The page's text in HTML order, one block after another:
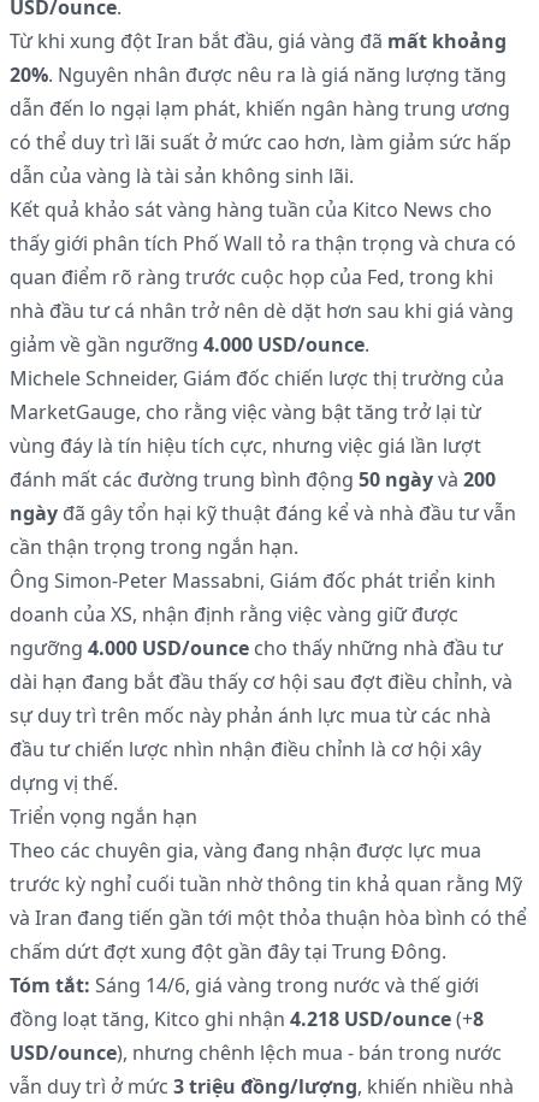
USD/ounce.
Từ khi xung đột Iran bắt đầu, giá vàng đã mất khoảng
20%. Nguyên nhân được nêu ra là giá năng lượng tăng
dẫn đến lo ngại lạm phát, khiến ngân hàng trung ương
có thể duy trì lãi suất ở mức cao hơn, làm giảm sức hấp
dẫn của vàng là tài sản không sinh lãi.
Kết quả khảo sát vàng hàng tuần của Kitco News cho
thấy giới phân tích Phố Wall tỏ ra thận trọng và chưa có
quan điểm rõ ràng trước cuộc họp của Fed, trong khi
nhà đầu tư cá nhân trở nên dè dặt hơn sau khi giá vàng
giảm về gần ngưỡng 4.000 USD/ounce.
Michele Schneider, Giám đốc chiến lược thị trường của
MarketGauge, cho rằng việc vàng bật tăng trở lại từ
vùng đáy là tín hiệu tích cực, nhưng việc giá lần lượt
đánh mất các đường trung bình động 50 ngàyvà 200
ngày đã gây tổn hại kỹ thuật đáng kể và nhà đầu tư vẫn
cần thận trọng trong ngắn hạn.
Ông Simon-Peter Massabni, Giám đốc phát triển kinh
doanh của XS, nhận định rằng việc vàng giữ được
ngưỡng 4.000 USD/ounce cho thấy những nhà đầu tư
dài hạn đang bắt đầu thấy cơ hội sau đợt điều chỉnh, và
sự duy trì trên mốc này phản ánh lực mua từ các nhà
đầu tư chiến lược nhìn nhận điều chỉnh là cơ hội xây
dựng vị thế.
Triển vọng ngắn hạn
Theo các chuyên gia, vàng đang nhận được lực mua
trước kỳ nghỉ cuối tuần nhờ thông tin khả quan rằng Mỹ
và Iran đang tiến gần tới một thỏa thuận hòa bình có thể
chấm dứt đợt xung đột gần đây tại Trung Đông.
Tóm tắt: Sáng 14/6, giá vàng trong nước và thế giới
đồng loạt tăng, Kitco ghi nhận 4.218 USD/ounce(+8
USD/ounce), nhưng chênh lệch mua - bán trong nước
vẫn duy trì ở mức 3 triệu đồng/lượng, khiến nhiều nhà